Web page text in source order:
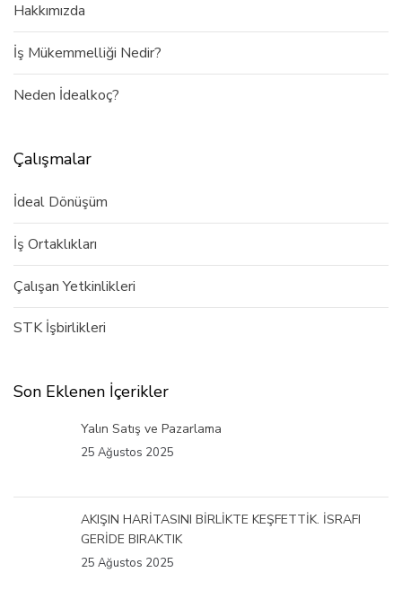
Hakkımızda
İş Mükemmelliği Nedir?
Neden İdealkoç?
Çalışmalar
İdeal Dönüşüm
İş Ortaklıkları
Çalışan Yetkinlikleri
STK İşbirlikleri
Son Eklenen İçerikler
Yalın Satış ve Pazarlama
25 Ağustos 2025
AKIŞIN HARİTASINI BİRLİKTE KEŞFETTİK. İSRAFI
GERİDE BIRAKTIK
25 Ağustos 2025